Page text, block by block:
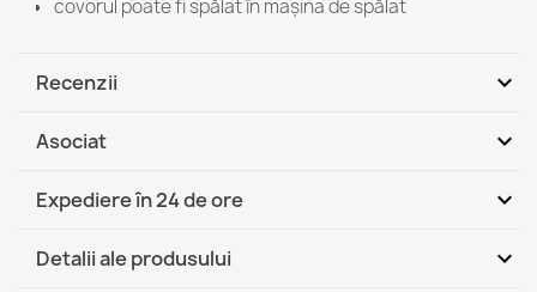
covorul poate fi spălat în mașina de spălat
Recenzii expand_more
Asociat expand_more
Expediere în 24 de ore expand_more
DHL / GLS România - Ramburs
(COD)
Detalii ale produsului expand_more